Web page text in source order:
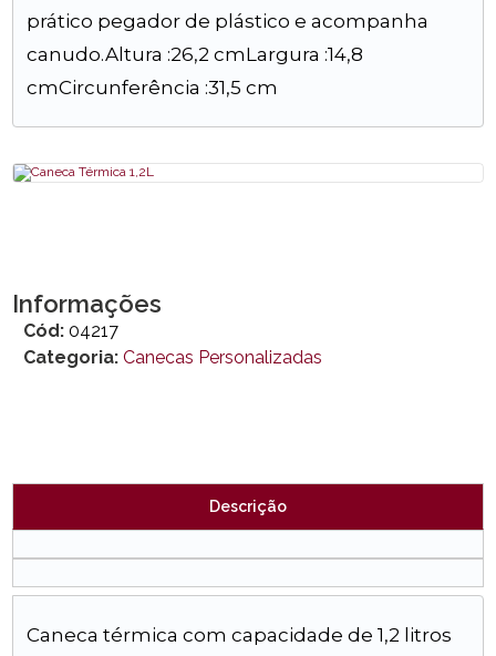
prático pegador de plástico e acompanha
canudo.Altura :26,2 cmLargura :14,8
cmCircunferência :31,5 cm
Informações
Cód: 04217
Categoria: Canecas Personalizadas
Descrição
Caneca térmica com capacidade de 1,2 litros